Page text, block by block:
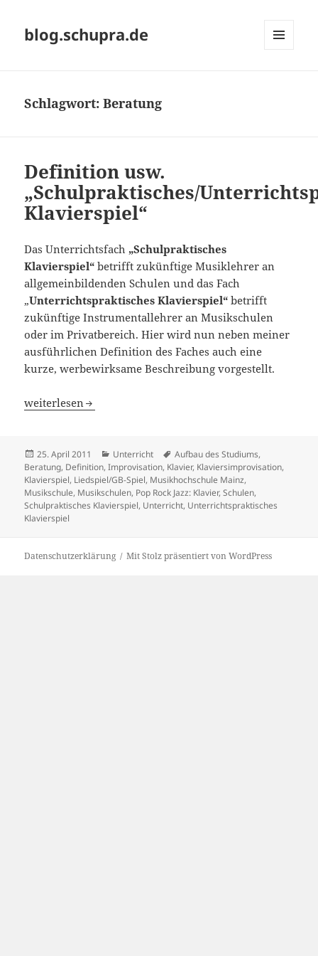
blog.schupra.de
Schlagwort:Beratung
Definition usw.
„Schulpraktisches/
Klavierspiel“
Das Unterrichtsfach „Schulpraktisches
Klavierspiel“ betrifft zukünftige Musiklehrer an
allgemeinbildenden Schulen und das Fach
„Unterrichtspraktisches Klavierspiel“ betrifft
zukünftige Instrumentallehrer an Musikschulen
oder im Privatbereich. Hier wird nun neben meiner
ausführlichen Definition des Faches auch eine
kurze, werbewirksame Beschreibung vorgestellt.
Definition usw. „Schulpraktisches/
weiterlesen
Veröffentlicht
am
25. April 2011 Kategorien
Unterricht Schlagwörter
Aufbau des Studiums,
Beratung, Definition,Improvisation, Klavier, Klaviersimprovisation,
Klavierspiel, Liedspiel/GB-Spiel, Musikhochschule Mainz,
Musikschule, Musikschulen, Pop Rock Jazz: Klavier,Schulen,
Schulpraktisches Klavierspiel, Unterricht, Unterrichtspraktisches
Klavierspiel
Datenschutzerklärung Mit Stolz präsentiert von WordPress